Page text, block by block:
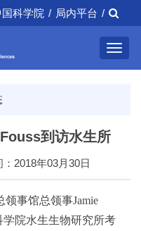
国科学院 / 局内平台 /
到访水生所
：2018年03月30日
领事馆总领事Jamie
学院水生生物研究所考